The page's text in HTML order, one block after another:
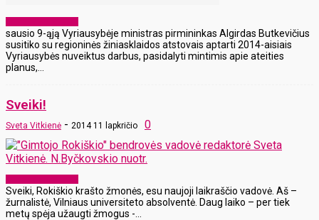
sausio 9-ąją Vyriausybėje ministras pirmininkas Algirdas Butkevičius
susitiko su regioninės žiniasklaidos atstovais aptarti 2014-aisiais
Vyriausybės nuveiktus darbus, pasidalyti mintimis apie ateities
planus,...
Sveiki!
Sveta Vitkienė - 2014 11 lapkričio 0
Sveiki, Rokiškio krašto žmonės, esu naujoji laikraščio vadovė. Aš –
žurnalistė, Vilniaus universiteto absolventė. Daug laiko – per tiek
metų spėja užaugti žmogus -...